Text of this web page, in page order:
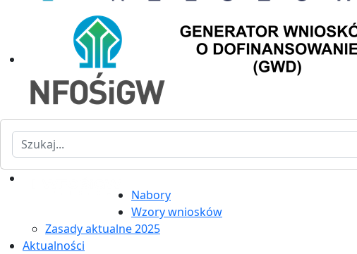
Szukaj
Nabory
Wzory wniosków
Zasady aktualne 2025
Aktualności